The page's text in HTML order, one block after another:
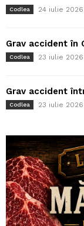
Codlea 24 iulie 2026
Grav accident în
Codlea 23 iulie 2026
Grav accident
Codlea 23 iulie 2026